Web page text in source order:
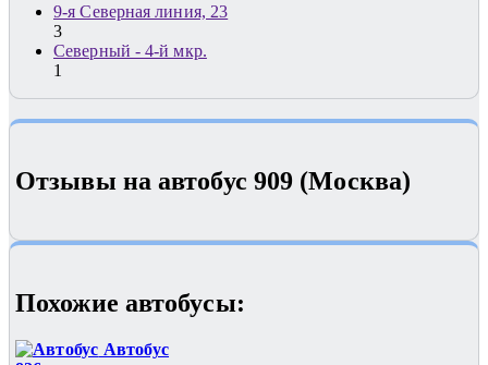
9-я Северная линия, 23
3
Северный - 4-й мкр.
1
Отзывы на автобус 909 (Москва)
Похожие автобуcы:
Автобус